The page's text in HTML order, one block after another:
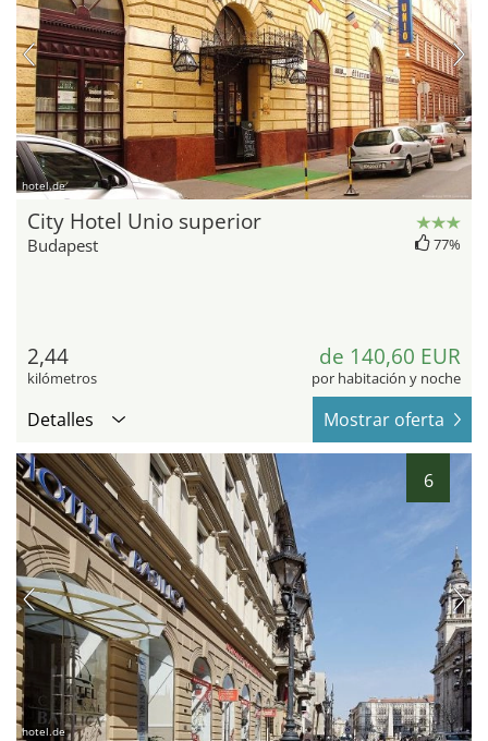
hotel.de
City Hotel Unio superior
Budapest 77%
2,44
kilómetros
de 140,60 EUR
por habitación y noche
Detalles Mostrar oferta
6
hotel.de